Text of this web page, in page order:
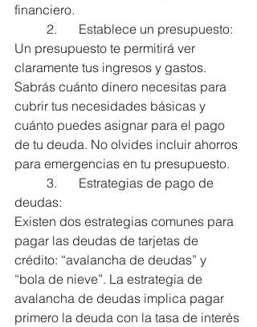
financiero.
	2.	Establece un presupuesto:
Un presupuesto te permitirá ver
claramente tus ingresos y gastos.
Sabrás cuánto dinero necesitas para
cubrir tus necesidades básicas y
cuánto puedes asignar para el pago
de tu deuda. No olvides incluir ahorros
para emergencias en tu presupuesto.
deudas:
Existen dos estrategias comunes para
pagar las deudas de tarjetas de
crédito: “avalancha de deudas” y
“bola de nieve”. La estrategia de
avalancha de deudas implica pagar
primero la deuda con la tasa de interés